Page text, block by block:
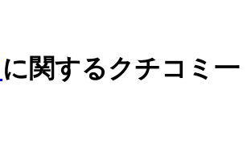
に関するクチコミ一